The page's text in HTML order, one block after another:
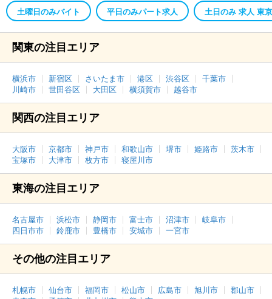
土曜日のみバイト 平日のみパート求人 土日のみ 求人 東京
関東の注目エリア
横浜市 新宿区 さいたま市 港区 渋谷区
千葉市
川崎市
世田谷区 大田区 横須賀市 越谷市
関西の注目エリア
大阪市 京都市 神戸市 和歌山市 堺市 姫路市
茨木市
宝塚市
大津市 枚方市 寝屋川市
東海の注目エリア
名古屋市 浜松市 静岡市 富士市 沼津市
岐阜市
四日市市
鈴鹿市 豊橋市 安城市 一宮市
その他の注目エリア
札幌市 仙台市 福岡市 松山市 広島市 旭川市
郡山市